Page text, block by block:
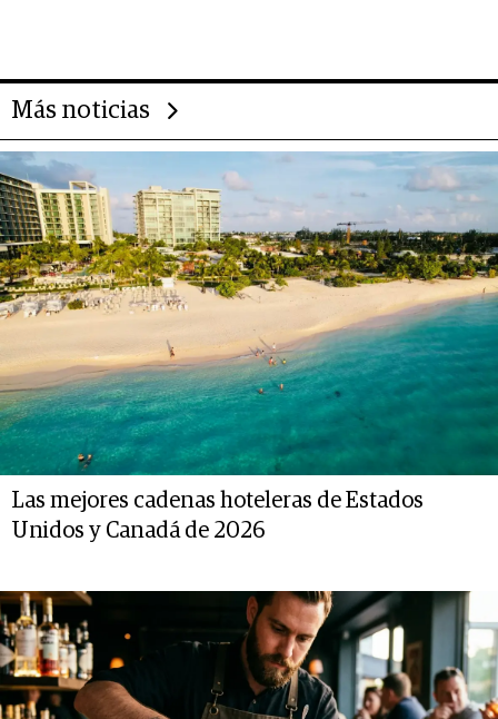
Más noticias
Las mejores cadenas hoteleras de Estados
Unidos y Canadá de 2026